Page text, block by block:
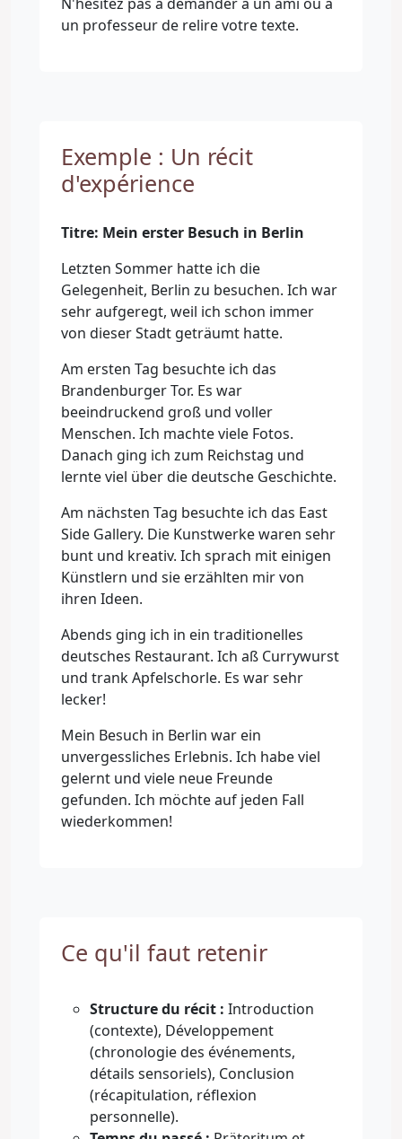
un professeur de relire votre texte.
Exemple : Un récit
d'expérience
Titre: Mein erster Besuch in Berlin
Letzten Sommer hatte ich die
Gelegenheit, Berlin zu besuchen. Ich war
sehr aufgeregt, weil ich schon immer
von dieser Stadt geträumt hatte.
Am ersten Tag besuchte ich das
Brandenburger Tor. Es war
beeindruckend groß und voller
Menschen. Ich machte viele Fotos.
Danach ging ich zum Reichstag und
lernte viel über die deutsche Geschichte.
Am nächsten Tag besuchte ich das East
Side Gallery. Die Kunstwerke waren sehr
bunt und kreativ. Ich sprach mit einigen
Künstlern und sie erzählten mir von
ihren Ideen.
Abends ging ich in ein traditionelles
deutsches Restaurant. Ich aß Currywurst
und trank Apfelschorle. Es war sehr
lecker!
Mein Besuch in Berlin war ein
unvergessliches Erlebnis. Ich habe viel
gelernt und viele neue Freunde
gefunden. Ich möchte auf jeden Fall
wiederkommen!
Ce qu'il faut retenir
Structure du récit : Introduction
(contexte), Développement
(chronologie des événements,
détails sensoriels), Conclusion
(récapitulation, réflexion
personnelle).